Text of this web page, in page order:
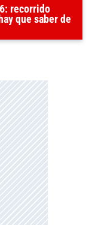
recorrido
que saber de